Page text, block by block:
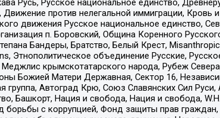
Русь, Русское национальное единство,
против нелегальной иммиграции, Кровь
движения Русское национальное единство,
п. Боровский, Община Коренного
Бандеры, Братство, Белый Крест,
Этнополитическое объединение Русские,
крымскотатарского народа, Рубеж
Божией Матери Державная, Сектор 16,
Автоград Крю, Союз Славянских Сил Руси,
Башкорт, Нация и свобода, Нация и свобода,
борьбы с коррупцией, Фонд защиты прав